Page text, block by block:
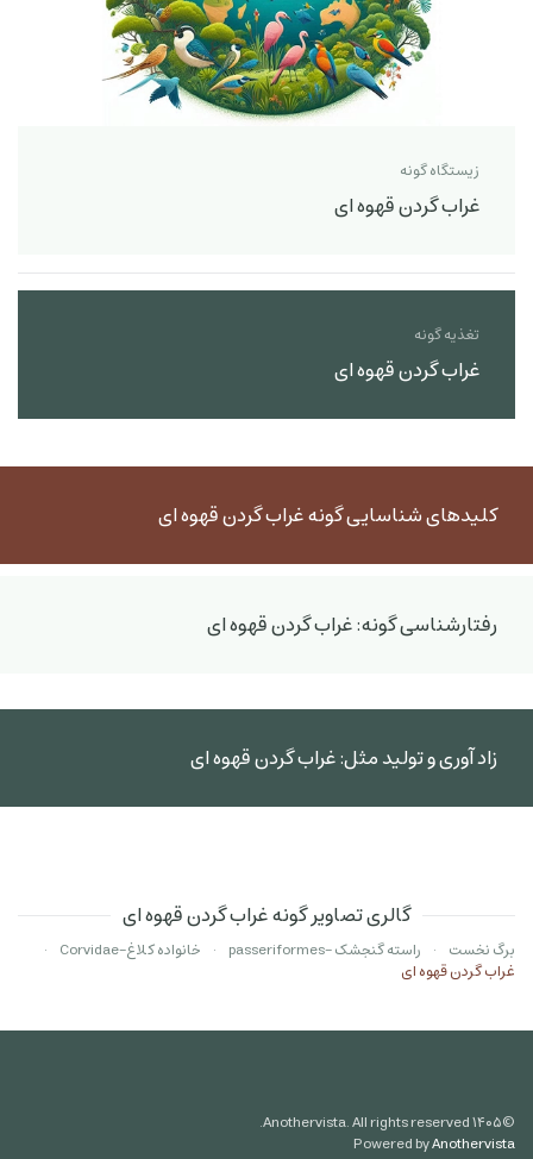
زیستگاه گونه
غراب گردن قهوه ای
تغذیه گونه
غراب گردن قهوه ای
کلیدهای شناسایی گونه غراب گردن قهوه ای
رفتارشناسی گونه: غراب گردن قهوه ای
زاد آوری و تولید مثل: غراب گردن قهوه ای
گالری تصاویر گونه غراب گردن قهوه ای
برگ نخست راسته گنجشک -passeriformes
خانواده کلاغ-Corvidae
غراب گردن قهوه ای
©۱۴۰۵
Powered byAnothervista